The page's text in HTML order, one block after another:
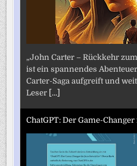
„John Carter – Rückkehr
ist ein spannendes
Carter-Saga aufgreift und
Leser [...]
ChatGPT: Der Game-